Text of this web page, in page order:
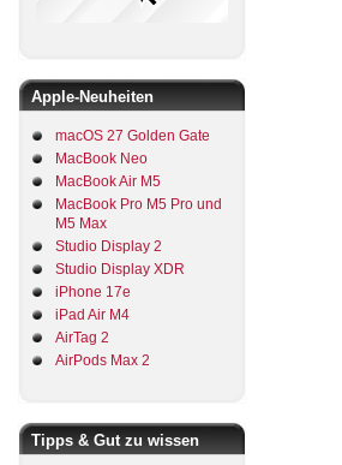
Apple-Neuheiten
macOS 27 Golden Gate
MacBook Neo
MacBook Air M5
MacBook Pro M5 Pro und
M5 Max
Studio Display 2
Studio Display XDR
iPhone 17e
iPad Air M4
AirTag 2
AirPods Max 2
Tipps & Gut zu wissen